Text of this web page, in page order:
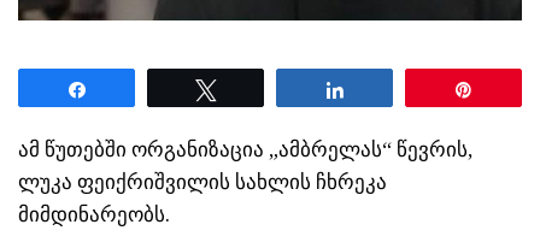
ამ წუთებში ორგანიზაცია „ამბრელას“ წევრის,
ლუკა ფეიქრიშვილის სახლის ჩხრეკა
მიმდინარეობს.